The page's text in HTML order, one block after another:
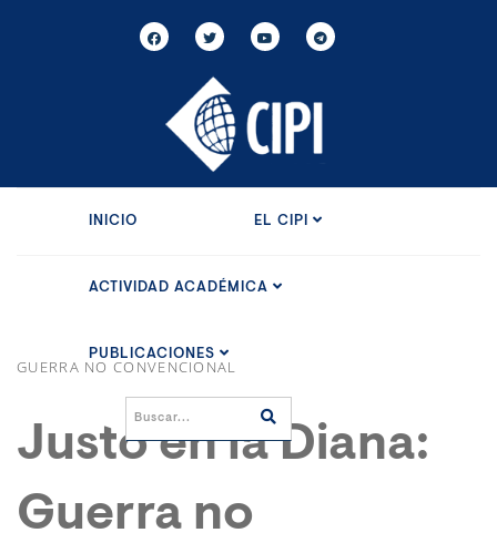
INICIO EL CIPI
ACTIVIDAD ACADÉMICA
PUBLICACIONES
GUERRA NO CONVENCIONAL
Justo en la Diana:
Guerra no